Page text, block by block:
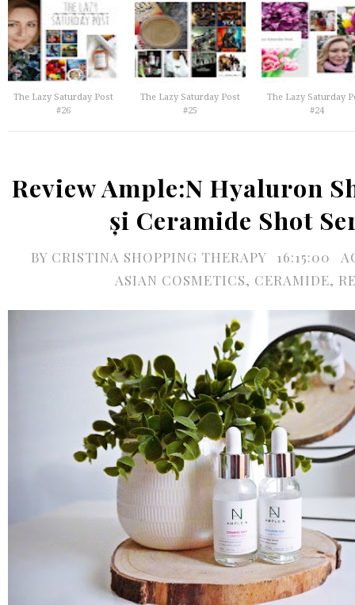
The Lazy Saturday Post
#26
The Lazy Saturday Post
#25
The Lazy Saturday
#24
Review Ample:N Hyaluron
și Ceramide Shot
BY CRISTINA SHOPPING THERAPY 16:15:00
ASIAN COSMETICS, CERAMIDE,